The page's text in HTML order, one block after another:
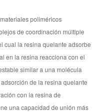
poliméricos
de coordinación múltiple
cual la resina quelante adsorbe
en la resina reacciona con el
similar a una molécula
de la resina quelante
con la resina de
una capacidad de unión más